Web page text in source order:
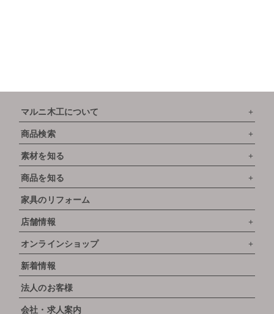
マルニ木工について
商品検索
素材を知る
商品を知る
家具のリフォーム
店舗情報
オンラインショップ
新着情報
法人のお客様
会社・求人案内